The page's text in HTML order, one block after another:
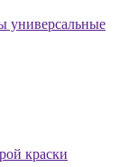
универсальные
краски